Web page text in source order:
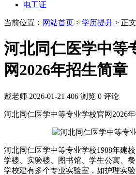
电工证
当前位置： 网站首页 > 学历提升 > 正文
河北同仁医学中等
网2026年招生简章
戴老师 2026-01-21 406 浏览 0 评论
河北同仁医学中等专业学校官网2026
河北同仁医学中等专业学校1988年建
学楼、实验楼、图书馆、学生公寓、餐
学校建有多个专业实验室，如护理实